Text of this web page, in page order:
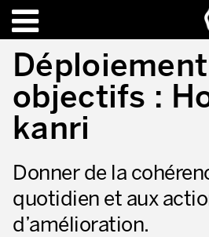
FR
FORMATIONS – CERTIFICATIONS
HIGHLIGHTS
TALKS OF MOTION™
QUI SOMMES-NOUS
Contact
objectifs :
kanri
Donner de la
quotidien et aux
d’amélioration.